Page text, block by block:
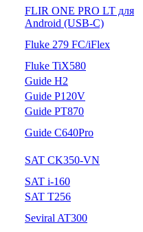
FLIR ONE PRO LT для
Android (USB-C)
Fluke 279 FC/iFlex
Fluke TiX580
Guide H2
Guide P120V
Guide PT870
Guide С640Pro
SAT CK350-VN
SAT i-160
SAT T256
Seviral AT300